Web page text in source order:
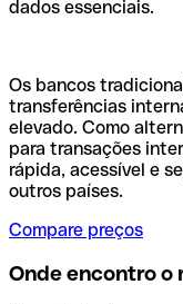
dados essenciais.
Os bancos
transferências
elevado. Como
para transações
rápida, acessível e
outros países.
Compare preços
Onde encontro o